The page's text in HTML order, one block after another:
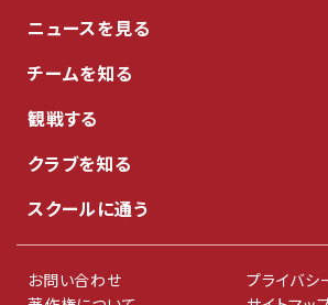
ニュースを見る
チームを知る
観戦する
クラブを知る
スクールに通う
お問い合わせ
プライバシ